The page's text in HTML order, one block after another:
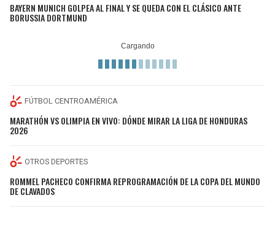
BAYERN MUNICH GOLPEA AL FINAL Y SE QUEDA CON EL CLÁSICO ANTE
BORUSSIA DORTMUND
FÚTBOL CENTROAMÉRICA
MARATHÓN VS OLIMPIA EN VIVO: DÓNDE MIRAR LA LIGA DE HONDURAS
2026
OTROS DEPORTES
ROMMEL PACHECO CONFIRMA REPROGRAMACIÓN DE LA COPA DEL MUNDO
DE CLAVADOS